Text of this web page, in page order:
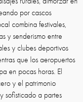
por cascos
combina festivales,
y senderismo entre
y clubes deportivos
que los aeropuertos
en pocas horas. El
y el patrimonio
sofisticado a partes